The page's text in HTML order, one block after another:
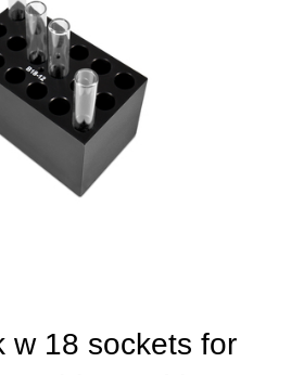
w 18 sockets for